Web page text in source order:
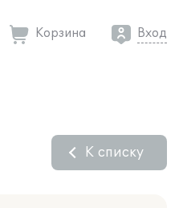
Корзина Вход
К списку